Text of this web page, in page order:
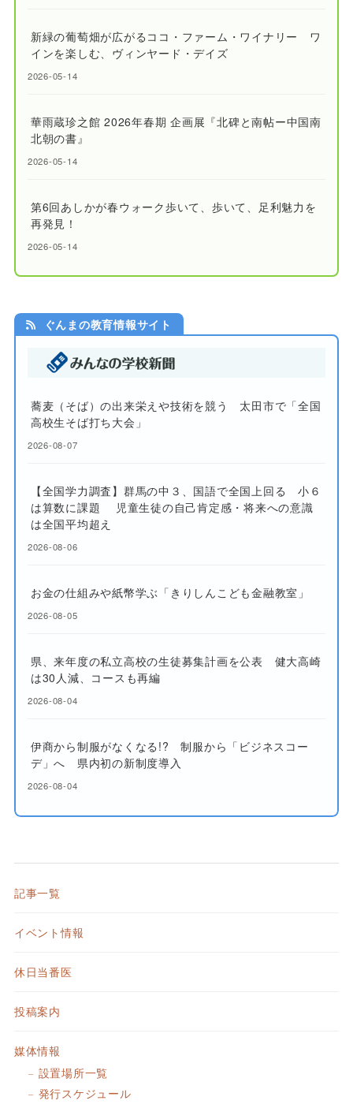
新緑の葡萄畑が広がるココ・ファーム・ワイナリー ワ
インを楽しむ、ヴィンヤード・デイズ
2026-05-14
華雨蔵珍之館 2026年春期 企画展『北碑と南帖ー中国南
北朝の書』
2026-05-14
第6回あしかが春ウォーク歩いて、歩いて、足利魅力を
再発見！
2026-05-14
ぐんまの教育情報サイト
蕎麦（そば）の出来栄えや技術を競う 太田市で「全国
高校生そば打ち大会」
2026-08-07
【全国学力調査】群馬の中３、国語で全国上回る 小６
は算数に課題 児童生徒の自己肯定感・将来への意識
は全国平均超え
2026-08-06
お金の仕組みや紙幣学ぶ「きりしんこども金融教室」
2026-08-05
県、来年度の私立高校の生徒募集計画を公表 健大高崎
は30人減、コースも再編
2026-08-04
伊商から制服がなくなる!? 制服から「ビジネスコー
デ」へ 県内初の新制度導入
2026-08-04
記事一覧
イベント情報
休日当番医
投稿案内
媒体情報
設置場所一覧
発行スケジュール